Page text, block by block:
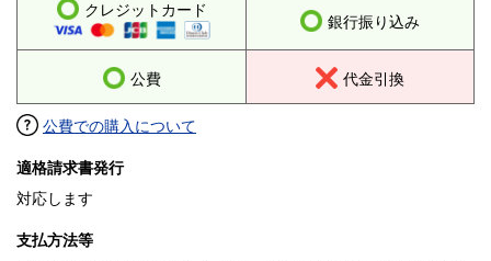
クレジットカード
銀行振り込み
公費 代金引換
公費での購入について
適格請求書発行
対応します
支払方法等